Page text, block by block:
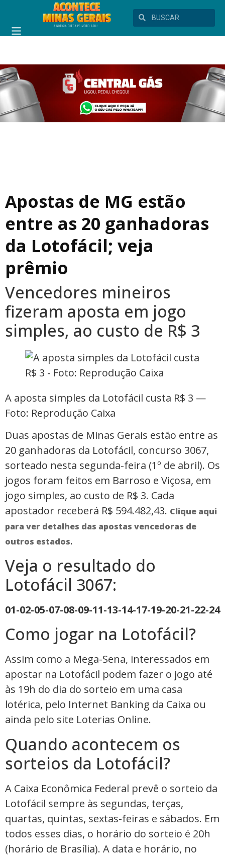
Apostas de MG estão
entre as 20 ganhadoras
da Lotofácil; veja
prêmio
Vencedores mineiros
fizeram aposta em jogo
simples, ao custo de R$ 3
A aposta simples da Lotofácil custa R$ 3 —
Foto: Reprodução Caixa
Duas apostas de Minas Gerais estão entre as
20 ganhadoras da Lotofácil, concurso 3067,
sorteado nesta segunda-feira (1º de abril). Os
jogos foram feitos em Barroso e Viçosa, em
jogo simples, ao custo de R$ 3. Cada
apostador receberá R$ 594.482,43. Clique aqui
para ver detalhes das apostas vencedoras de
outros estados.
Veja o resultado do
Lotofácil 3067:
01-02-05-07-08-09-11-13-14-17-19-20-21-22-24
Como jogar na Lotofácil?
Assim como a Mega-Sena, interessados em
apostar na Lotofácil podem fazer o jogo até
às 19h do dia do sorteio em uma casa
lotérica, pelo Internet Banking da Caixa ou
ainda pelo site Loterias Online.
Quando acontecem os
sorteios da Lotofácil?
A Caixa Econômica Federal prevê o sorteio da
Lotofácil sempre às segundas, terças,
quartas, quintas, sextas-feiras e sábados. Em
todos esses dias, o horário do sorteio é 20h
(horário de Brasília). A data e horário, no